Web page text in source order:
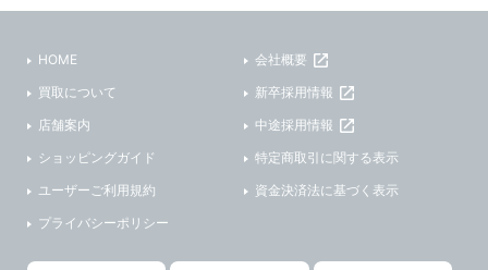
HOME
買取について
店舗案内
ショッピングガイド
ユーザーご利用規約
プライバシーポリシー
会社概要
新卒採用情報
中途採用情報
特定商取引に関する表示
資金決済法に基づく表示